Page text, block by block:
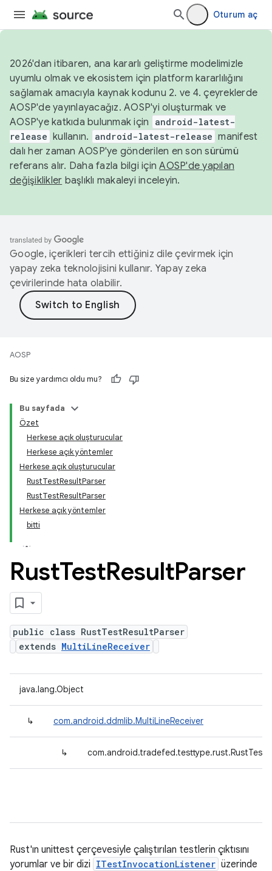
Oturum aç
2026'dan itibaren, ana kararlı geliştirme modelimizle
uyumlu olmak ve ekosistem için platform kararlılığını
sağlamak amacıyla kaynak kodunu 2. ve 4. çeyreklerde
AOSP'de yayınlayacağız. AOSP'yi oluşturmak ve
AOSP'ye katkıda bulunmak için
android-latest-
release kullanın. android-latest-release manifest
dalı her zaman AOSP'ye gönderilen en son sürümü
referans alır. Daha fazla bilgi içinAOSP'de yapılan
değişiklikler başlıklı makaleyi inceleyin.
Google, içerikleri tercih ettiğiniz dile çevirmek için
yapay zeka teknolojisini kullanır. Yapay zeka
çevirilerinde hata olabilir.
AOSP
Bu size yardımcı oldu mu?
Bu sayfada
Özet
Herkese açık oluşturucular
Herkese açık yöntemler
Herkese açık oluşturucular
RustTestResultParser
RustTestResultParser
Herkese açık yöntemler
bitti
RustTestResultParser
public class RustTestResultParser
extends MultiLineReceiver
java.lang.Object
↳ com.android.ddmlib.MultiLineReceiver
↳
Rust'ın unittest çerçevesiyle çalıştırılan testlerin çıktısını
yorumlar ve bir dizi ITestInvocationListener üzerinde